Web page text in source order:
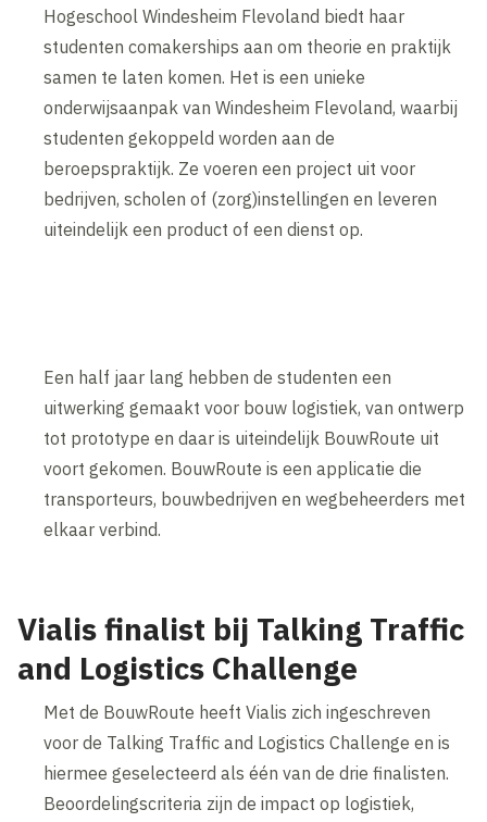
Hogeschool Windesheim Flevoland biedt haar
studenten comakerships aan om theorie en praktijk
samen te laten komen. Het is een unieke
onderwijsaanpak van Windesheim Flevoland, waarbij
studenten gekoppeld worden aan de
beroepspraktijk. Ze voeren een project uit voor
bedrijven, scholen of (zorg)instellingen en leveren
uiteindelijk een product of een dienst op.
Een half jaar lang hebben de studenten een
uitwerking gemaakt voor bouw logistiek, van ontwerp
tot prototype en daar is uiteindelijk BouwRoute uit
voort gekomen. BouwRoute is een applicatie die
transporteurs, bouwbedrijven en wegbeheerders met
elkaar verbind.
Vialis finalist bij Talking Traffic
and Logistics Challenge
Met de BouwRoute heeft Vialis zich ingeschreven
voor de Talking Traffic and Logistics Challenge en is
hiermee geselecteerd als één van de drie finalisten.
Beoordelingscriteria zijn de impact op logistiek,